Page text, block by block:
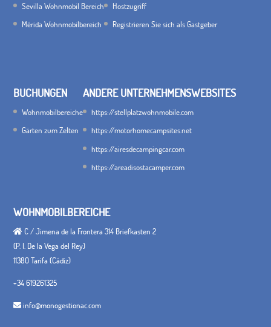
Sevilla Wohnmobil Bereich
Mérida Wohnmobilbereich
Hostzugriff
Registrieren Sie sich als Gastgeber
BUCHUNGEN
Wohnmobilbereiche
Gärten zum Zelten
ANDERE UNTERNEHMENSWEBSITES
https://stellplatzwohnmobile.com
https://motorhomecampsites.net
https://airesdecampingcar.com
https://areadisostacamper.com
WOHNMOBILBEREICHE
C / Jimena de la Frontera 314 Briefkasten 2
(P. I. De la Vega del Rey)
11380 Tarifa (Cádiz)
+34 619261325
info@monogestionac.com